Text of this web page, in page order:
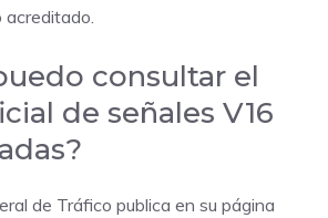
acreditado.
consultar el
de señales V16
de Tráfico publica en su página